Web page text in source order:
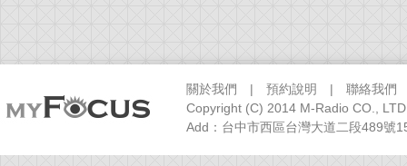
關於我們 | 預約說明 | 聯絡我們
Copyright (C) 2014 M-Radio CO.,
Add：台中市西區台灣大道二段489